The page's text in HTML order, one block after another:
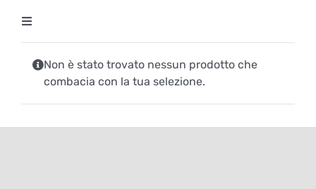
Toggle
Navigation
Degustazioni
Storico Eventi
Non è stato trovato nessun prodotto che
combacia con la tua selezione.